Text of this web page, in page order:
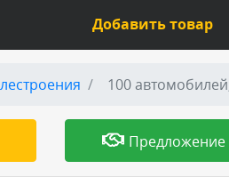
Добавить товар
100
Предложение